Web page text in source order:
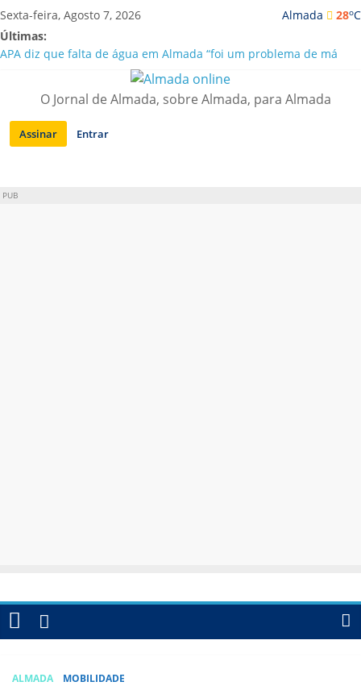
Saltar
para
conteúdo
Almada 28oC
Sexta-feira, Agosto 7, 2026
Últimas:
APA diz que falta de água em Almada “foi um problema de má
Laranjeiro | Cultura pop asiática invade a Casa Amarela
Ponte 25 de Abril celebra 60 anos com programa cultural entre
Lisboa e Almada
Situação de alerta em Almada renovada até final de Agosto
O Jornal de Almada, sobre Almada, para Almada
Assinar Entrar
PUB
ALMADA MOBILIDADE